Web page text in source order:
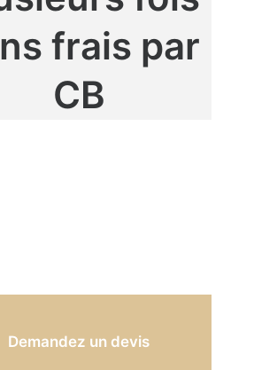
frais par
CB
Demandez un devis